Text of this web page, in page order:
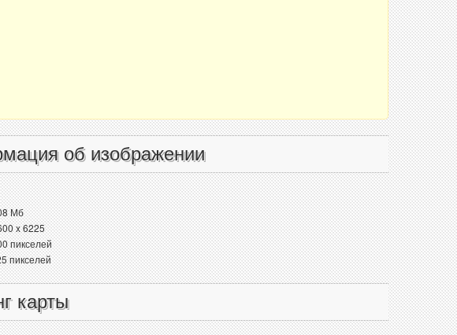
об изображении
Мб
x 6225
пикселей
пикселей
карты